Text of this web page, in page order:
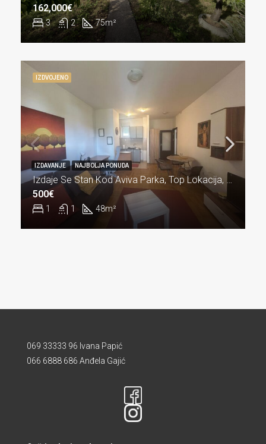
3 2 75m²
162,000€
Izdaje Se Stan Kod Aviva Parka, Top Lokacija, Zvezdara
1 1 48m²
500€
IZDAVANJE NAJBOLJA PONUDA
IZDVOJENO
069 33333 96 Ivana Papić
066 6888 686 Anđela Gajić